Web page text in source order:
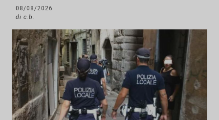
08/08/2026
di c.b.